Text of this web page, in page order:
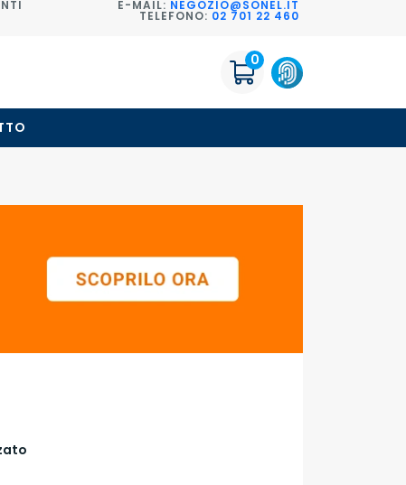
E-MAIL: NEGOZIO@SONEL.IT
TELEFONO: 02 701 22 460
0